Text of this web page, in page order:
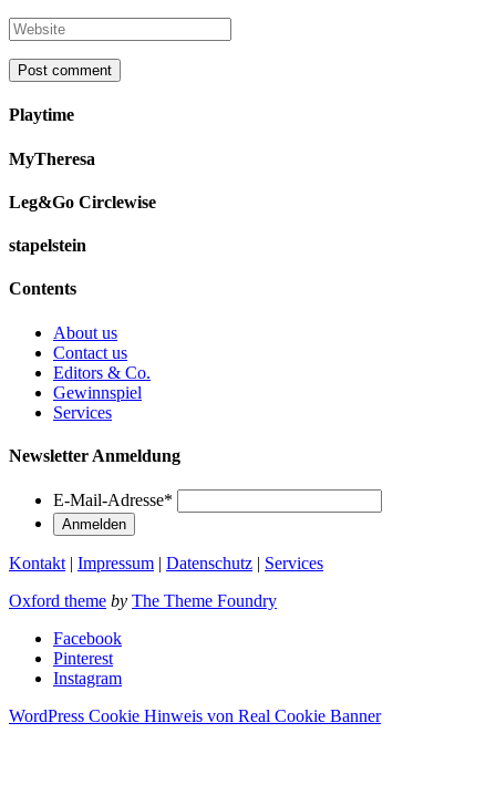
Playtime
MyTheresa
Leg&Go Circlewise
stapelstein
Contents
About us
Contact us
Editors & Co.
Gewinnspiel
Services
Newsletter Anmeldung
E-Mail-Adresse*
Kontakt | Impressum | Datenschutz | Services
Oxford theme by The Theme Foundry
Facebook
Pinterest
Instagram
WordPress Cookie Hinweis von Real Cookie Banner